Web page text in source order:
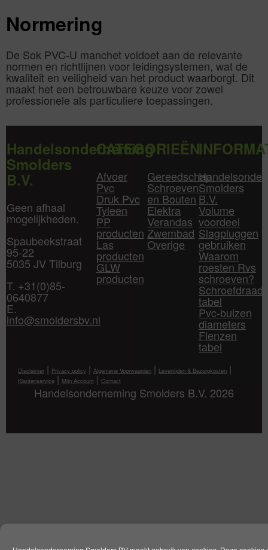
Normering
De Sok PVC-U manchet voldoet aan de relevante
normen en richtlijnen voor leidingsystemen, wat de
kwaliteit en veiligheid van het product waarborgt. Dit
maakt het een betrouwbare keuze voor zowel
professionele als particuliere toepassingen.
Handelsonderneming
Smolders
B.V.
Geen afhaal
mogelijkheden.
Spaubeekstraat
95-22
5035 JV Tilburg
T. +31(0)85-
0640877
E.
info@smoldersbv.nl
CATEGORIEËN
Afvoer
Pvc
Druk Pvc
Tyleen
PP
producten
Las
producten
GLW
producten
Gereedschap
Schroeven
en Bouten
Elektra
Verandas
Zwembad
Overige
Smolders
B.V.
Volume
voordeel
Slagpluggen
gebruiken
Waarom
roesten Rvs
schroeven?
Schroefdraad
tabel
Pvc-buizen
diameters
Flenzen
tabel
Disclaimer | Privacy policy | Algemene Voorwaarden | Levertijden & Bezorgkosten |
Klantenservice | Mijn Account | Contact
Handelsonderneming Smolders B.V. 2026